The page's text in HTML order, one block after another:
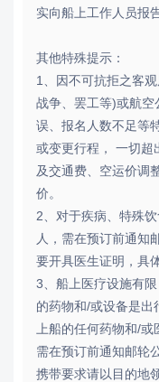
实向船上工作人员报
其他特殊提示：
1、因不可抗拒之客
战争、罢工等)或航空
误、报名人数不足等
或变更行程， 一切超
及交通费、空运价调
价。
2、对于疾病、特殊
人，需在预订前通知
要开具医生证明，具
3、船上医疗设施有
的药物和/或设备是出
上船的任何药物和/
需在预订前通知邮轮
携带要求请以目的地